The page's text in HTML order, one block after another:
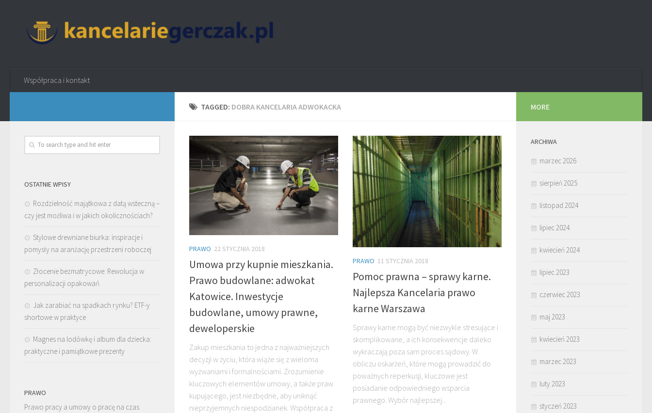
Współpraca i kontakt
TAGGED: DOBRA KANCELARIA ADWOKACKA
PRAWO 22 STYCZNIA 2018
Umowa przy kupnie mieszkania.
Prawo budowlane: adwokat
Katowice. Inwestycje
budowlane, umowy prawne,
deweloperskie
Zakup mieszkania to jedna z najważniejszych
decyzji w życiu, która wiąże się z wieloma
wyzwaniami i formalnościami. Zrozumienie
kluczowych elementów umowy, a także praw
kupującego, jest niezbędne, aby uniknąć
nieprzyjemnych niespodzianek. Współpraca z
PRAWO 11 STYCZNIA 2018
Pomoc prawna – sprawy karne.
Najlepsza Kancelaria prawo
karne Warszawa
Sprawy karne mogą być niezwykle stresujące i
skomplikowane, a ich konsekwencje daleko
wykraczają poza sam proces sądowy. W
obliczu oskarżeń, które mogą prowadzić do
poważnych reperkusji, kluczowe jest
posiadanie odpowiedniego wsparcia
prawnego. Wybór najlepszej...
OSTATNIE WPISY
Rozdzielność majątkowa z datą wsteczną –
czy jest możliwa i w jakich okolicznościach?
Stylowe drewniane biurka: inspiracje i
pomysły na aranżację przestrzeni roboczej
Złocenie bezmatrycowe: Rewolucja w
personalizacji opakowań
Jak zarabiać na spadkach rynku? ETF-y
shortowe w praktyce
Magnes na lodówkę i album dla dziecka:
praktyczne i pamiątkowe prezenty
PRAWO
Prawo pracy a umowy o pracę na czas
MORE
ARCHIWA
marzec 2026
sierpień 2025
listopad 2024
lipiec 2024
kwiecień 2024
lipiec 2023
czerwiec 2023
maj 2023
kwiecień 2023
marzec 2023
luty 2023
styczeń 2023